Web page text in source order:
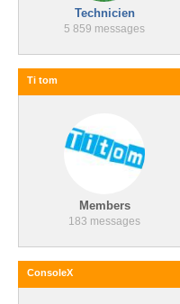
Technicien
5 859 messages
Ti tom
Members
183 messages
ConsoleX